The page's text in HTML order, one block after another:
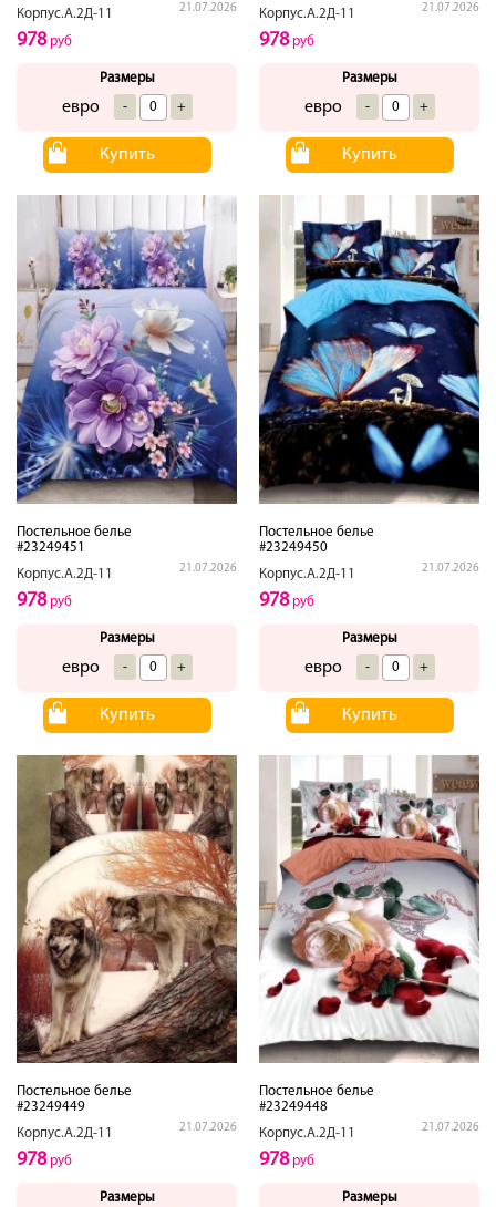
Корпус.А.2Д-11 21.07.2026
978руб
Размеры
евро - +
Купить
Корпус.А.2Д-11 21.07.2026
978руб
Размеры
евро - +
Купить
Постельное белье
#23249451
Корпус.А.2Д-11
21.07.2026
978руб
Размеры
евро - +
Купить
Постельное белье
#23249450
Корпус.А.2Д-11
21.07.2026
978руб
Размеры
евро - +
Купить
Постельное белье
#23249449
Корпус.А.2Д-11
21.07.2026
978руб
Размеры
Постельное белье
#23249448
Корпус.А.2Д-11
21.07.2026
978руб
Размеры